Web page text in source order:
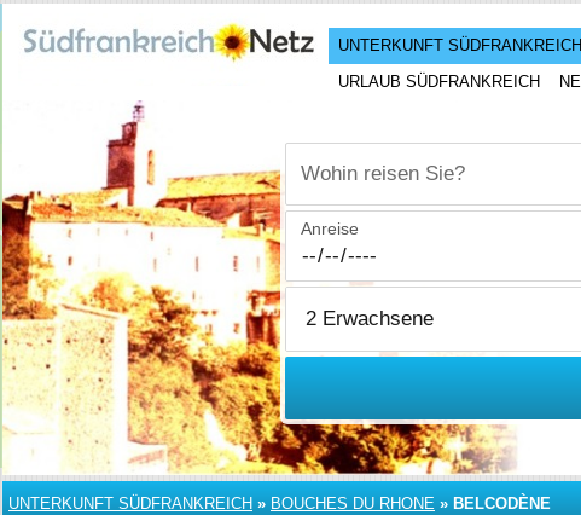
UNTERKUNFT SÜDFRANKREICH
URLAUB SÜDFRANKREICH
Wohin reisen Sie?
Anreise
UNTERKUNFT SÜDFRANKREICH » BOUCHES DU RHONE » BELCODÈNE